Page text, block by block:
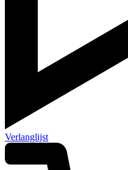
Verlanglijst